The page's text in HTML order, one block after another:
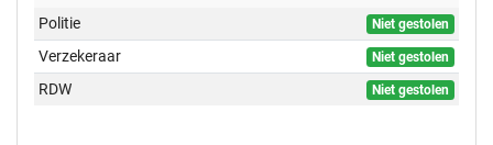
Politie
Niet gestolen
Verzekeraar Niet gestolen
RDW Niet gestolen